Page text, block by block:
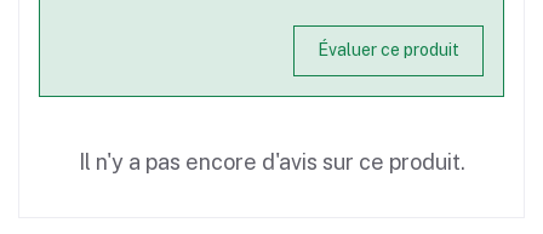
Évaluer ce produit
Il n'y a pas encore d'avis sur ce produit.